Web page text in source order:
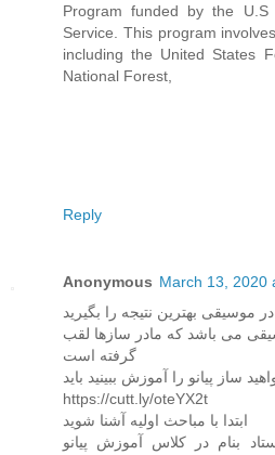
Program funded by the U.S
Service. This program
including the United States
National Forest,
Reply
Anonymous March 13, 2020
موسیقی بهترین نتیجه را بگیرید
می باشد که مادر سازها لقب
گرفته است
ساز پیانو را آموزش ببینید باید
https://cutt.ly/oteYX2t
ابتدا با مباحث اولیه آشنا شوید
بنام در کلاس آموزش پیانو